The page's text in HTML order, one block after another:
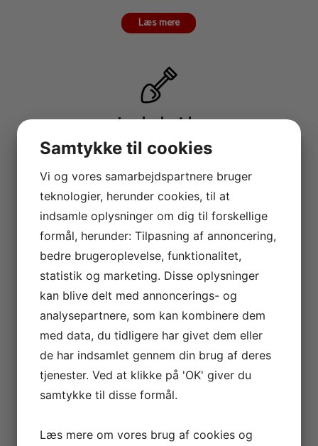
Læs mere
Jordarbejde
Hos os har vi mere end 30 års erfaring inden for jord-
Nordjylland.’
Læs mere
Kloakering
Arbejdet med kloakering kræver autorisatio. Hos
Skjoldagers er vi autoriseret kloakmester.
Læs mere
Samtykke til cookies
Vi og vores samarbejdspartnere bruger
teknologier, herunder cookies, til at
indsamle oplysninger om dig til forskellige
formål, herunder: Tilpasning af annoncering,
bedre brugeroplevelse, funktionalitet,
statistik og marketing. Disse oplysninger
kan blive delt med annoncerings- og
analysepartnere, som kan kombinere dem
med data, du tidligere har givet dem eller
de har indsamlet gennem din brug af deres
tjenester. Ved at klikke på 'OK' giver du
samtykke til disse formål.
Læs mere om vores brug af cookies og